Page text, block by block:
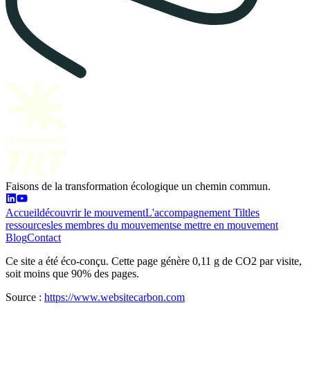
Faisons de la transformation écologique un chemin commun.
Accueildécouvrir le mouvementL'accompagnement Tiltles
ressourcesles membres du mouvementse mettre en mouvement
BlogContact
Ce site a été éco-conçu. Cette page génère 0,11 g de CO2 par visite,
soit moins que 90% des pages.
Source : https://www.websitecarbon.com